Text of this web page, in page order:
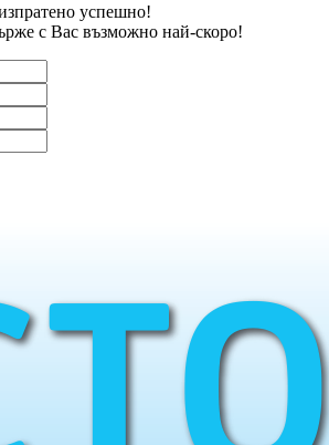
успешно!
с Вас възможно най-скоро!